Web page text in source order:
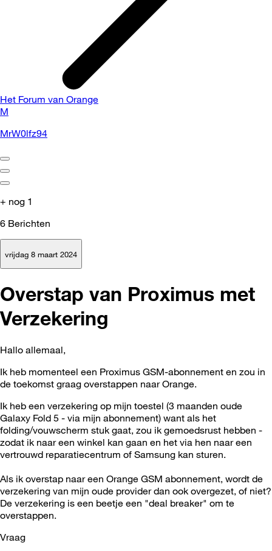
Het Forum van Orange
M
MrW0lfz94
+ nog 1
6 Berichten
vrijdag 8 maart 2024
Overstap van Proximus met
Verzekering
Hallo allemaal,
Ik heb momenteel een Proximus GSM-abonnement en zou in
de toekomst graag overstappen naar Orange.
Ik heb een verzekering op mijn toestel (3 maanden oude
Galaxy Fold 5 - via mijn abonnement) want als het
folding/vouwscherm stuk gaat, zou ik gemoedsrust hebben -
zodat ik naar een winkel kan gaan en het via hen naar een
vertrouwd reparatiecentrum of Samsung kan sturen.
Als ik overstap naar een Orange GSM abonnement, wordt de
verzekering van mijn oude provider dan ook overgezet, of niet?
De verzekering is een beetje een "deal breaker" om te
overstappen.
Vraag